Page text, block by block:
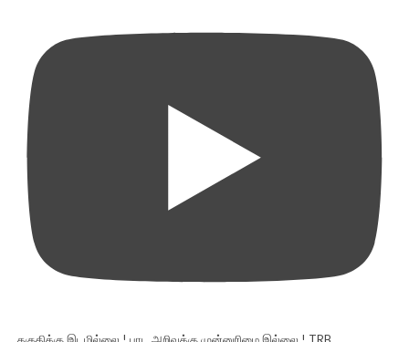
தகுதிக்கு இடமில்லை ! பாட அறிவுக்கு முன்னுரிமை இல்லை ! TRB